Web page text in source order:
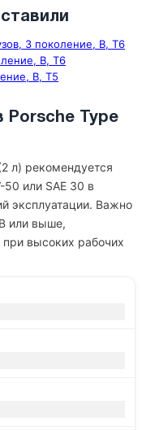
3 поколение, B, T6
B, T6
B, T5
Porsche Type
л) рекомендуется
50 или SAE 30 в
эксплуатации. Важно
или выше,
высоких рабочих